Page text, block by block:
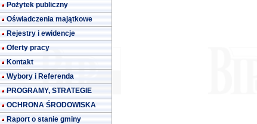
Pożytek publiczny
Oświadczenia majątkowe
Rejestry i ewidencje
Oferty pracy
Kontakt
Wybory i Referenda
PROGRAMY, STRATEGIE
OCHRONA ŚRODOWISKA
Raport o stanie gminy